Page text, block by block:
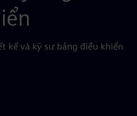
kế và kỹ sư bảng điều khiển